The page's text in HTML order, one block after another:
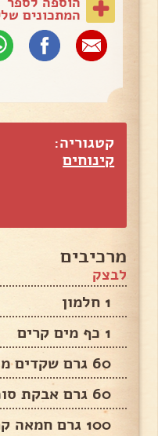
המתכונים
קטגוריה:
קינוחים
מרכיבים
לבצק
1 חלמון
1 כף מים קרים
60 גרם שקדים מולבנים טחונים דק
60 גרם אבקת סוכר
100 גרם חמאה קרה חתוכה לקוביות